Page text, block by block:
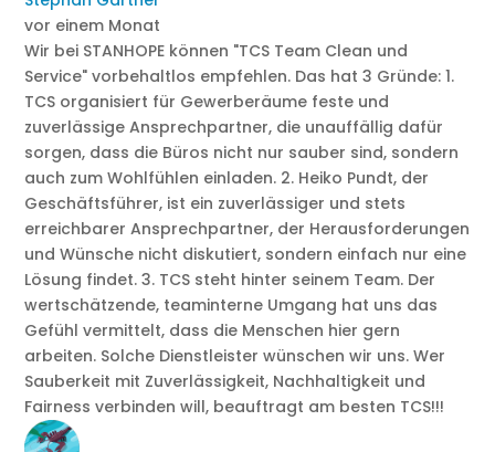
vor einem Monat
Wir bei STANHOPE können "TCS Team Clean und
Service" vorbehaltlos empfehlen. Das hat 3 Gründe: 1.
TCS organisiert für Gewerberäume feste und
zuverlässige Ansprechpartner, die unauffällig dafür
sorgen, dass die Büros nicht nur sauber sind, sondern
auch zum Wohlfühlen einladen. 2. Heiko Pundt, der
Geschäftsführer, ist ein zuverlässiger und stets
erreichbarer Ansprechpartner, der Herausforderungen
und Wünsche nicht diskutiert, sondern einfach nur eine
Lösung findet. 3. TCS steht hinter seinem Team. Der
wertschätzende, teaminterne Umgang hat uns das
Gefühl vermittelt, dass die Menschen hier gern
arbeiten. Solche Dienstleister wünschen wir uns. Wer
Sauberkeit mit Zuverlässigkeit, Nachhaltigkeit und
Fairness verbinden will, beauftragt am besten TCS!!!